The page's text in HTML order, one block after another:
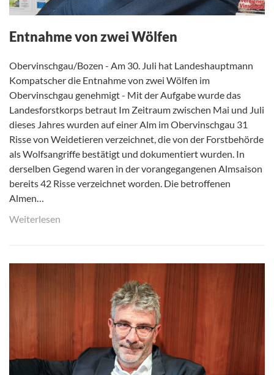
Entnahme von zwei Wölfen
Obervinschgau/Bozen - Am 30. Juli hat Landeshauptmann
Kompatscher die Entnahme von zwei Wölfen im
Obervinschgau genehmigt - Mit der Aufgabe wurde das
Landesforstkorps betraut Im Zeitraum zwischen Mai und Juli
dieses Jahres wurden auf einer Alm im Obervinschgau 31
Risse von Weidetieren verzeichnet, die von der Forstbehörde
als Wolfsangriffe bestätigt und dokumentiert wurden. In
derselben Gegend waren in der vorangegangenen Almsaison
bereits 42 Risse verzeichnet worden. Die betroffenen
Almen…
Weiterlesen